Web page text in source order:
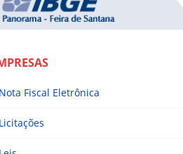
Fiscal Eletrônica